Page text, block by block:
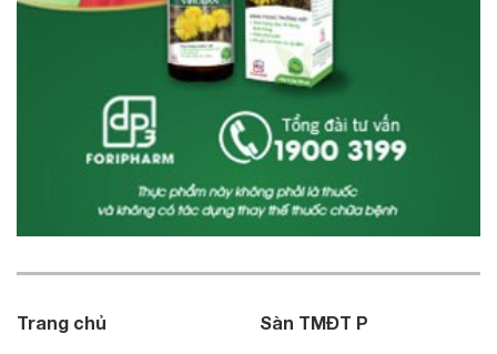
Trang chủ Sàn TMĐT P